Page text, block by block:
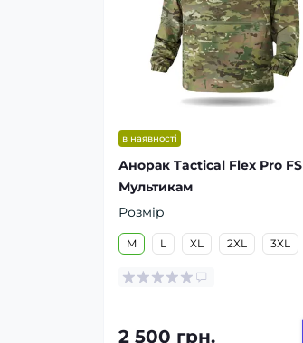
в наявності
Анорак Tactical Flex Pro FS
Мультикам
Розмір
M L XL 2XL 3XL
2 500 грн.